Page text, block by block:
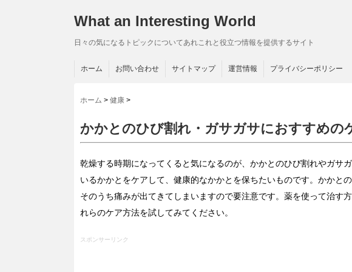
What an Interesting World
日々の気になるトピックについてあれこれと役立つ情報を提供するサイト
ホーム お問い合わせ サイトマップ 運営情報 プライバシーポリシー
ホーム > 健康 >
かかとのひび割れ・ガサガサにおすすめの
乾燥する時期になってくると気になるのが、かかとのひび割れやガサ
いるかかとをケアして、健康的なかかとを保ちたいものです。かかと
そのうち痛みが出てきてしまいますので要注意です。薬を使って治す
れらのケア方法を試してみてください。
スポンサーリンク